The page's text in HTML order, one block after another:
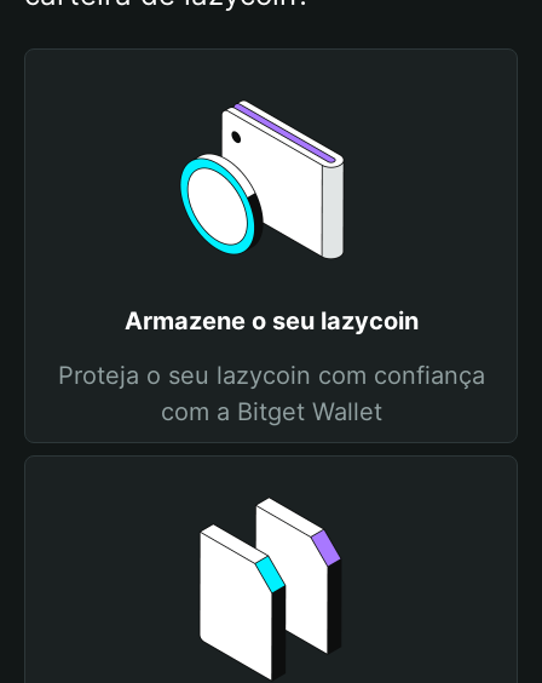
Armazene o seu lazycoin
Proteja o seu lazycoin com confiança
com a Bitget Wallet